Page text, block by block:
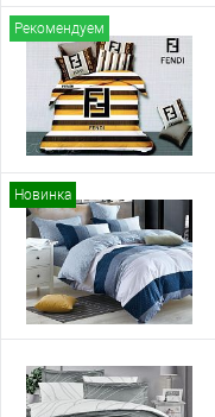
Рекомендуем
Новинка